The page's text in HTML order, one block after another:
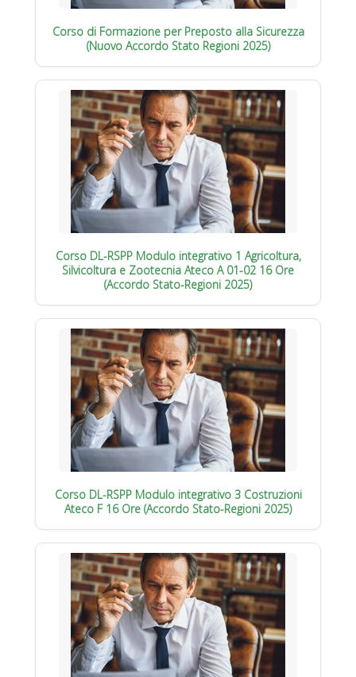
Corso di Formazione per Preposto alla Sicurezza
(Nuovo Accordo Stato Regioni 2025)
Corso DL-RSPP Modulo integrativo 1 Agricoltura,
Silvicoltura e Zootecnia Ateco A 01-02 16 Ore
(Accordo Stato-Regioni 2025)
Corso DL-RSPP Modulo integrativo 3 Costruzioni
Ateco F 16 Ore (Accordo Stato-Regioni 2025)